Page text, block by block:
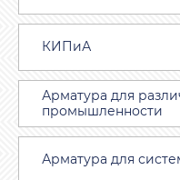
КИПиА
Арматура для
промышленности
Арматура для